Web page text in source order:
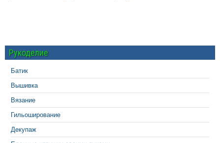
Рукоделие
Батик
Вышивка
Вязание
Гильоширование
Декупаж